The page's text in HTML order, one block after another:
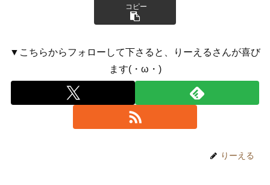
コピー
▼こちらからフォローして下さると、りーえるさんが喜び
ます(・ω・)
りーえる